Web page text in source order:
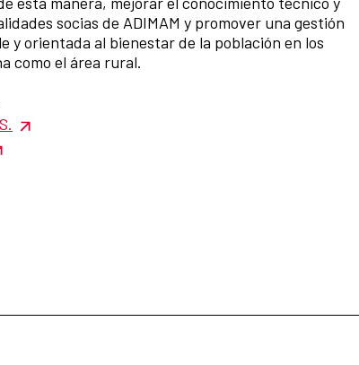
socias de ADIMAM y promover una gestión
y orientada al bienestar de la población en los
como el área rural.